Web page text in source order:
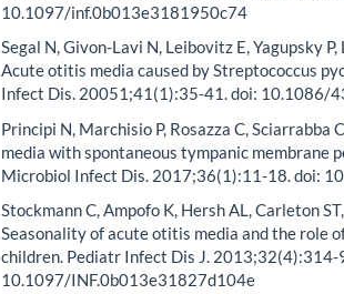
10.1097/inf.0b013e3181950c74
Segal N, Givon-Lavi N, Leibovitz E, Yagupsky
Acute otitis media caused by Streptococcus
Infect Dis. 20051;41(1):35-41. doi: 10.1086/
Principi N, Marchisio P, Rosazza C, Sciarrabba
media with spontaneous tympanic membrane
Microbiol Infect Dis. 2017;36(1):11-18. doi:
Stockmann C, Ampofo K, Hersh AL, Carleton
Seasonality of acute otitis media and the role
children. Pediatr Infect Dis J. 2013;32(4):314-
10.1097/INF.0b013e31827d104e